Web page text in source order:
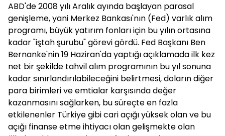
ABD'de 2008 yılı Aralık ayında başlayan parasal
genişleme, yani Merkez Bankası'nın (Fed) varlık alım
programı, büyük yatırım fonları için bu yılın ortasına
kadar "iştah şurubu" görevi gördü. Fed Başkanı Ben
Bernanke'nin 19 Haziran'da yaptığı açıklamada ilk kez
net bir şekilde tahvil alım programının bu yıl sonuna
kadar sınırlandırılabileceğini belirtmesi, doların diğer
para birimleri ve emtialar karşısında değer
kazanmasını sağlarken, bu süreçte en fazla
etkilenenler Türkiye gibi cari açığı yüksek olan ve bu
açığı finanse etme ihtiyacı olan gelişmekte olan